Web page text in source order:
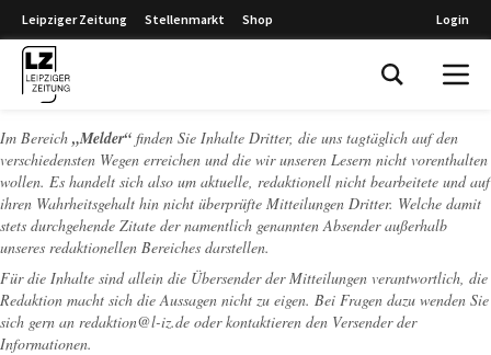
Leipziger Zeitung Stellenmarkt Shop Login
Im Bereich „Melder“ finden Sie Inhalte Dritter, die uns tagtäglich auf den
verschiedensten Wegen erreichen und die wir unseren Lesern nicht vorenthalten
wollen. Es handelt sich also um aktuelle, redaktionell nicht bearbeitete und auf
ihren Wahrheitsgehalt hin nicht überprüfte Mitteilungen Dritter. Welche damit
stets durchgehende Zitate der namentlich genannten Absender außerhalb
unseres redaktionellen Bereiches darstellen.
Für die Inhalte sind allein die Übersender der Mitteilungen verantwortlich, die
Redaktion macht sich die Aussagen nicht zu eigen. Bei Fragen dazu wenden Sie
sich gern an redaktion@l-iz.de oder kontaktieren den Versender der
Informationen.